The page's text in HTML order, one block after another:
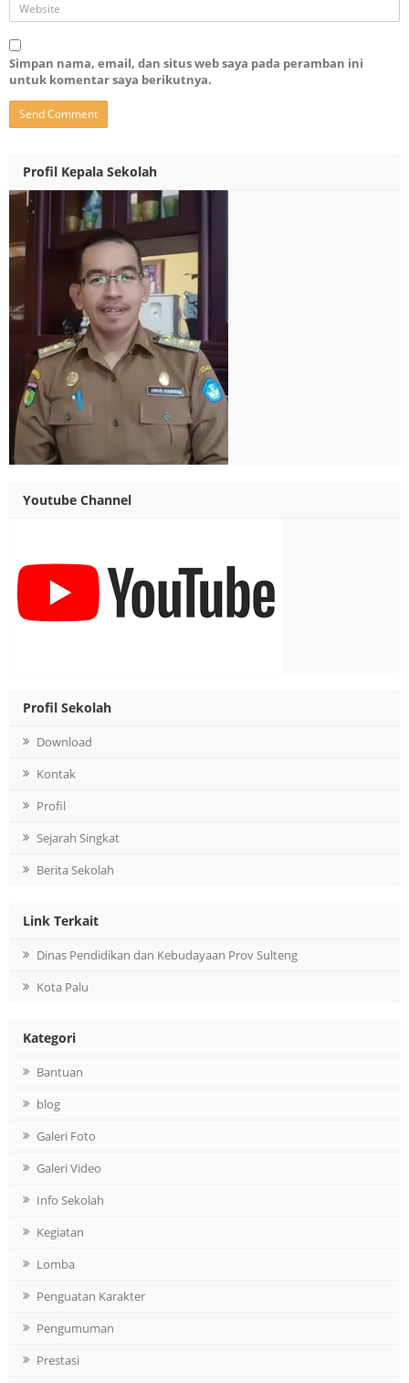
Simpan nama, email, dan situs web saya pada peramban ini
untuk komentar saya berikutnya.
Profil Kepala Sekolah
Youtube Channel
Profil Sekolah
Download
Kontak
Profil
Sejarah Singkat
Berita Sekolah
Link Terkait
Dinas Pendidikan dan Kebudayaan Prov Sulteng
Kota Palu
Kategori
Bantuan
blog
Galeri Foto
Galeri Video
Info Sekolah
Kegiatan
Lomba
Penguatan Karakter
Pengumuman
Prestasi